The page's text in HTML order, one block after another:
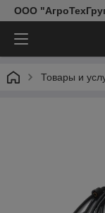
ООО
Товары и